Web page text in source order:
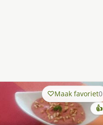
Maak favoriet0
👍